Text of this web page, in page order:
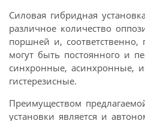
Силовая гибридная
различное количество
поршней и, соответственно,
могут быть постоянного и
синхронные, асинхронные,
гистерезисные.
Преимуществом
установки является и